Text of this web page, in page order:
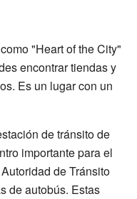
"Heart of the City"
encontrar tiendas y
Es un lugar con un
de tránsito de
importante para el
de Tránsito
de autobús. Estas